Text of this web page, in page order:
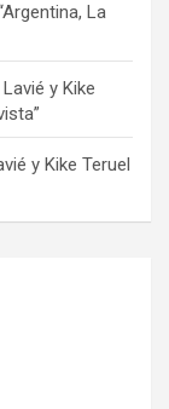
La
y Kike
y Kike Teruel